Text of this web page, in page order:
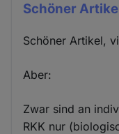
Schöner
Schöner Artikel,
Aber:
Zwar sind an
RKK nur